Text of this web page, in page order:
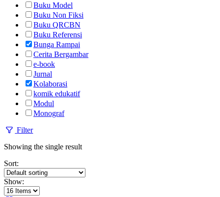
Buku Model
Buku Non Fiksi
Buku QRCBN
Buku Referensi
Bunga Rampai
Cerita Bergambar
e-book
Jurnal
Kolaborasi
komik edukatif
Modul
Monograf
Filter
Showing the single result
Sort:
Show: